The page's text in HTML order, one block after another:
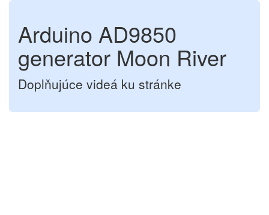
Arduino AD9850
generator Moon River
Doplňujúce videá ku stránke